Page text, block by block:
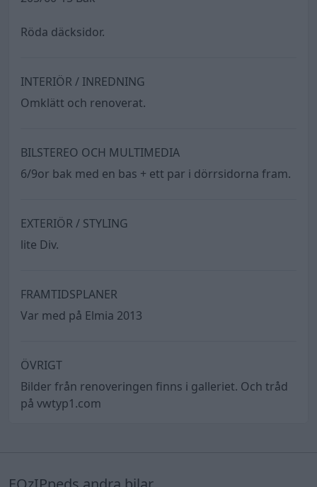
Röda däcksidor.
INTERIÖR / INREDNING
Omklätt och renoverat.
BILSTEREO OCH MULTIMEDIA
6/9or bak med en bas + ett par i dörrsidorna fram.
EXTERIÖR / STYLING
lite Div.
FRAMTIDSPLANER
Var med på Elmia 2013
ÖVRIGT
Bilder från renoveringen finns i galleriet. Och tråd
på vwtyp1.com